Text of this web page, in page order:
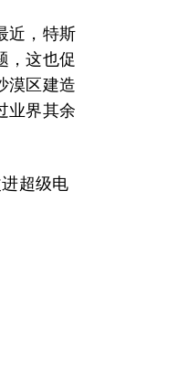
近，特斯
，这也促
漠区建造
业界其余
超级电